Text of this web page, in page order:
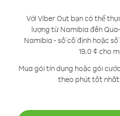
Với Viber Out bạn có thể
lượng từ Namibia đến
Namibia - số cố định hoặc
19.0 ¢ cho
Mua gói tín dụng hoặc gói
theo phút tốt